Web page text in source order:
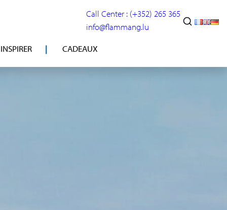
Call Center : (+352) 265 365
info@flammang.lu
CADEAUX